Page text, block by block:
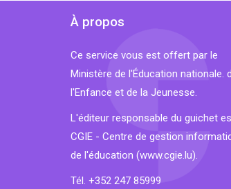
À propos
Ce service vous est offert par le
Ministère de l'Éducation nationale.
l'Enfance et de la Jeunesse.
L'éditeur responsable du guichet
CGIE - Centre de gestion
de l'éducation (www.cgie.lu).
Tél. +352 247 85999